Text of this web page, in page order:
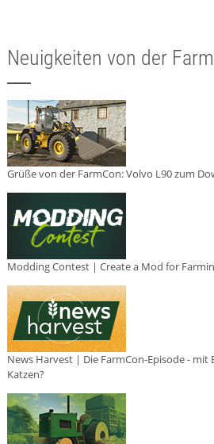
Neuigkeiten von der
Grüße von der FarmCon: Volvo L90 zum
Modding Contest | Create a Mod for
News Harvest | Die FarmCon-Episode - mit
Katzen?